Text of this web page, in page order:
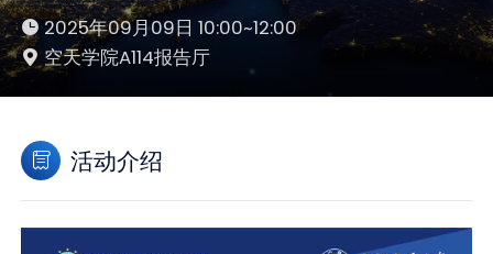
2025年09月09日 10:00~12:00
空天学院A114报告厅
活动介绍